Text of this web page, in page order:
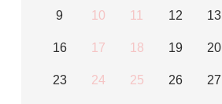
9 10 11 12 13
16 17 18 19 20
23 24 25 26 27